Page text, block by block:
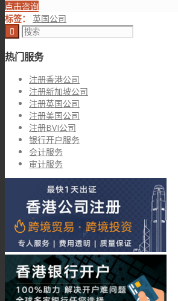
点击咨询
标签：
英国公司
热门服务
注册香港公司
注册新加坡公司
注册英国公司
注册美国公司
注册BVI公司
银行开户服务
会计服务
审计服务